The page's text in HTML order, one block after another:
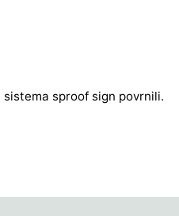
sproof sign povrnili.